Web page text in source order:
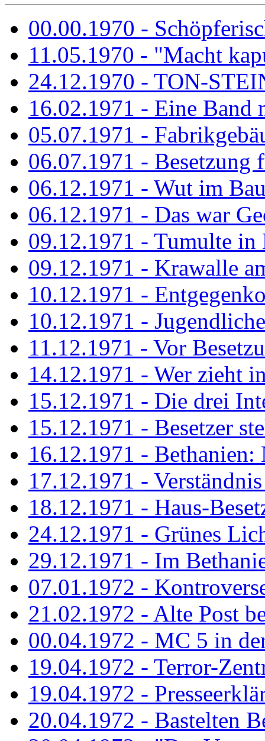
00.00.1970 -
11.05.1970 - "Macht
24.12.1970 - TON-
16.02.1971 - Eine Band
05.07.1971 -
06.07.1971 - Besetzung
06.12.1971 - Wut im
06.12.1971 - Das war
09.12.1971 - Tumulte in
09.12.1971 - Krawalle
10.12.1971 -
10.12.1971 -
11.12.1971 - Vor
14.12.1971 - Wer zieht
15.12.1971 - Die drei
15.12.1971 - Besetzer
16.12.1971 - Bethanien:
17.12.1971 -
18.12.1971 - Haus-
24.12.1971 - Grünes
29.12.1971 - Im
07.01.1972 -
21.02.1972 - Alte Post
00.04.1972 - MC 5 in
19.04.1972 - Terror-
19.04.1972 -
20.04.1972 - Bastelten